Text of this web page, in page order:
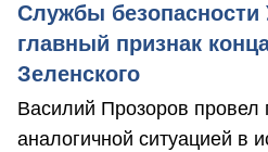
Службы безопасности
главный признак
Зеленского
Василий Прозоров провел
аналогичной ситуацией в